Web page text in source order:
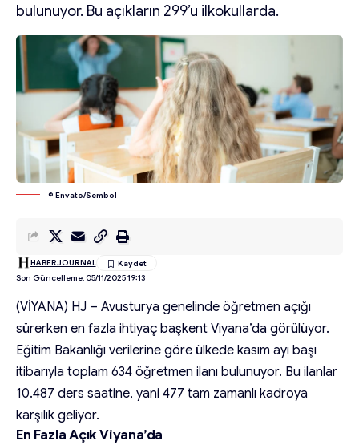
bulunuyor. Bu açıkların 299’u ilkokullarda.
© Envato/Sembol
Son Güncelleme: 05/11/2025 19:13
HABERJOURNAL
(VİYANA) HJ – Avusturya genelinde öğretmen açığı
sürerken en fazla ihtiyaç başkent Viyana’da görülüyor.
Eğitim Bakanlığı verilerine göre ülkede kasım ayı başı
itibarıyla toplam 634 öğretmen ilanı bulunuyor. Bu ilanlar
10.487 ders saatine, yani 477 tam zamanlı kadroya
karşılık geliyor.
En Fazla Açık Viyana’da